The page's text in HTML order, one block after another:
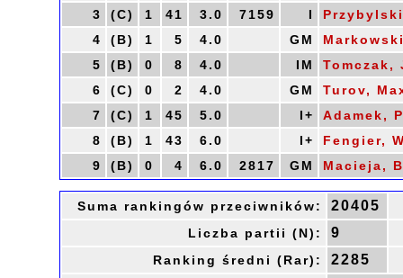
3
(C) 1 41 3.0 7159 I
4
(B) 1 5 4.0 GM
5
(B) 0 8 4.0 IM
Tomczak,
6
(C) 0 2 4.0 GM
Turov,
7
(C) 1 45 5.0 I+
Adamek,
8
(B) 1 43 6.0 I+
Fengier,
9
(B) 0 4 6.0 2817 GM Macieja,
Suma rankingów przeciwników: 20405
Liczba partii (N): 9
Ranking średni (Rar): 2285